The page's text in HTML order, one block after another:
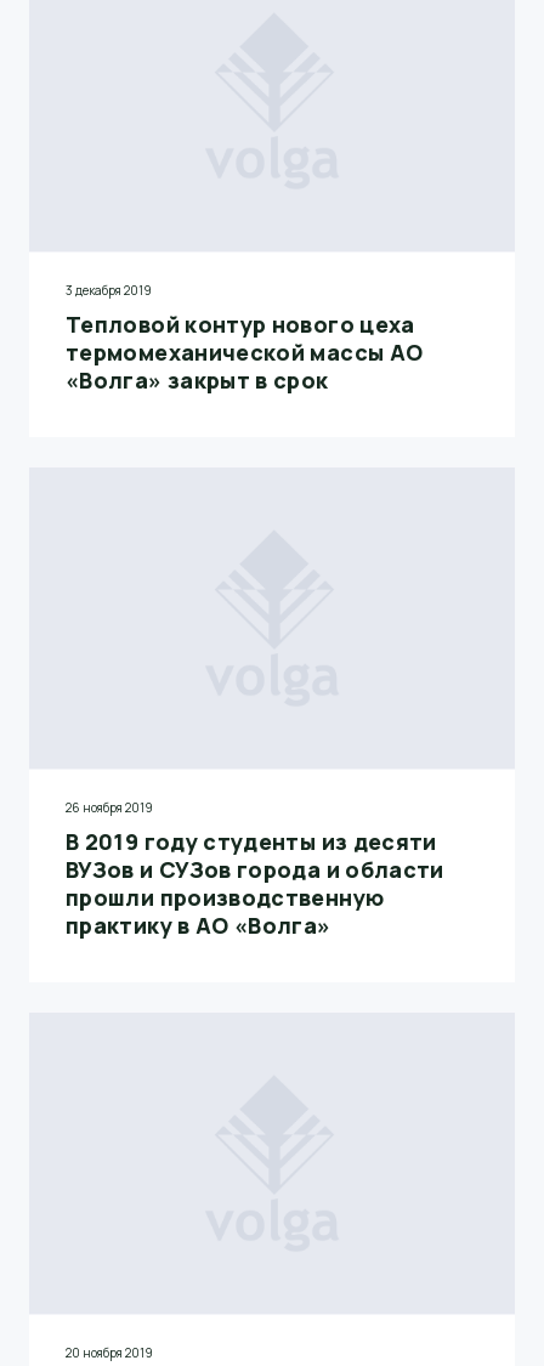
3 декабря 2019
Тепловой контур нового цеха
термомеханической массы АО
«Волга» закрыт в срок
26 ноября 2019
В 2019 году студенты из десяти
ВУЗов и СУЗов города и области
прошли производственную
практику в АО «Волга»
20 ноября 2019